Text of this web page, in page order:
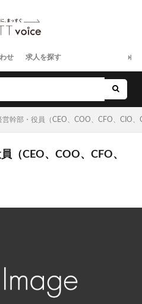
せ 求人を探す
営幹部・役員（CEO、COO、CFO、CIO、
（CEO、COO、CFO、